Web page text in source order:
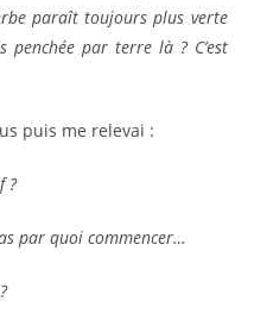
paraît toujours plus verte
penchée par terre là ? C’est
puis me relevai :
?
par quoi commencer…